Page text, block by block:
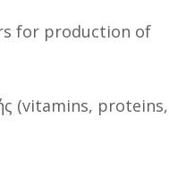
for production of
(vitamins, proteins,